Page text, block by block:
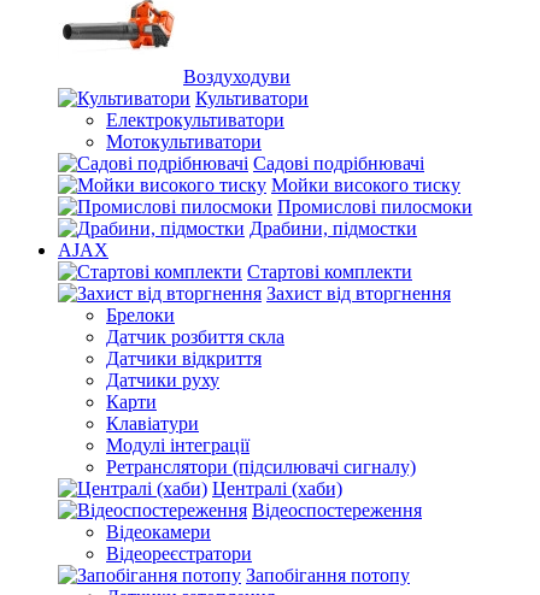
Воздуходуви
Культиватори
Електрокультиватори
Мотокультиватори
Садові подрібнювачі
Мойки високого тиску
Промислові пилосмоки
Драбини, підмостки
AJAX
Стартові комплекти
Захист від вторгнення
Брелоки
Датчик розбиття скла
Датчики відкриття
Датчики руху
Карти
Клавіатури
Модулі інтеграції
Ретранслятори (підсилювачі сигналу)
Централі (хаби)
Відеоспостереження
Відеокамери
Відеореєстратори
Запобігання потопу